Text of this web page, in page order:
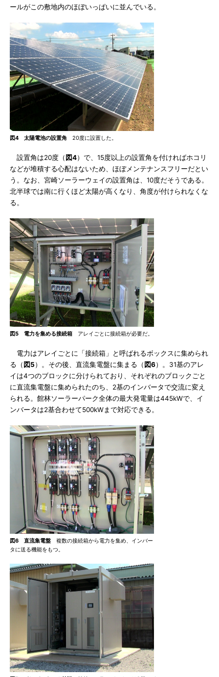
ールがこの敷地内のほぼいっぱいに並んでいる。
図4 太陽電池の設置角 20度に設置した。
設置角は20度（ 図4）で、15度以上の設置角を付ければホコリ
などが堆積する心配はないため、ほぼメンテナンスフリーだとい
う。なお、宮崎ソーラーウェイの設置角は、10度だそうである。
北半球では南に行くほど太陽が高くなり、角度が付けられなくな
る。
図5 電力を集める接続箱 アレイごとに接続箱が必要だ。
電力はアレイごとに「接続箱」と呼ばれるボックスに集められ
る（ 図5）。その後、直流集電盤に集まる（ 図6）。31基のアレ
イは4つのブロックに分けられており、それぞれのブロックごと
に直流集電盤に集められたのち、2基のインバータで交流に変え
られる。館林ソーラーパーク全体の最大発電量は445kWで、イ
ンバータは2基合わせて500kWまで対応できる。
図6 直流集電盤 複数の接続箱から電力を集め、インバー
タに送る機能をもつ。